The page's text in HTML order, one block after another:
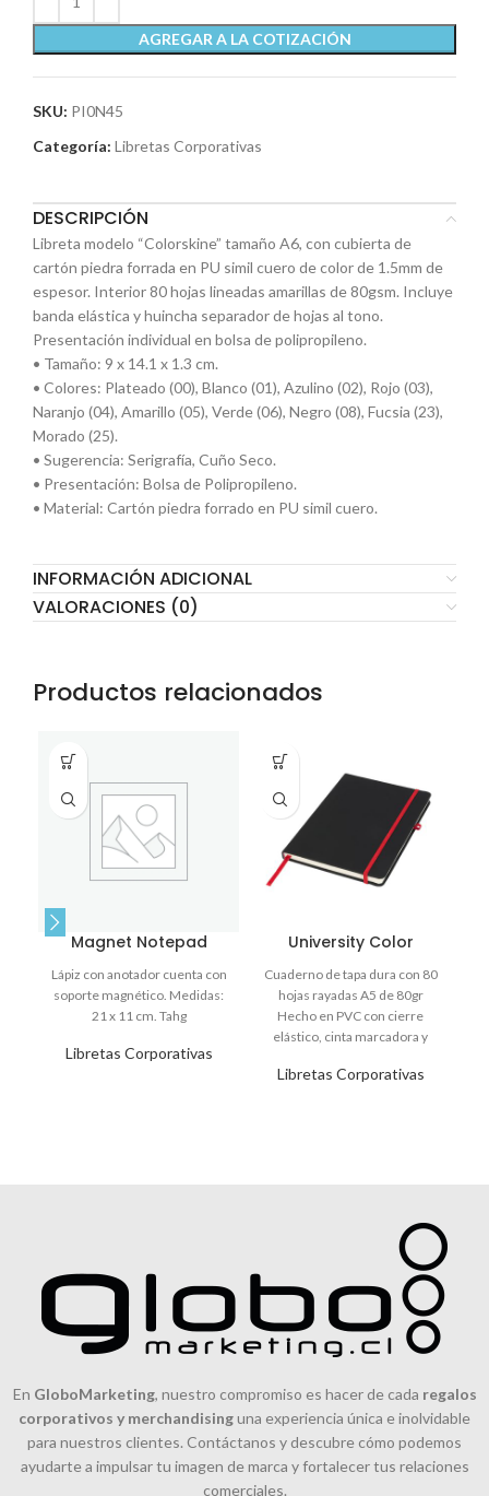
AGREGAR A LA COTIZACIÓN
SKU: PI0N45
Categoría: Libretas Corporativas
DESCRIPCIÓN
Libreta modelo “Colorskine” tamaño A6, con cubierta de
cartón piedra forrada en PU simil cuero de color de 1.5mm de
espesor. Interior 80 hojas lineadas amarillas de 80gsm. Incluye
banda elástica y huincha separador de hojas al tono.
Presentación individual en bolsa de polipropileno.
• Tamaño: 9 x 14.1 x 1.3 cm.
• Colores: Plateado (00), Blanco (01), Azulino (02), Rojo (03),
Naranjo (04), Amarillo (05), Verde (06), Negro (08), Fucsia (23),
Morado (25).
• Sugerencia: Serigrafía, Cuño Seco.
• Presentación: Bolsa de Polipropileno.
• Material: Cartón piedra forrado en PU simil cuero.
INFORMACIÓN ADICIONAL
VALORACIONES (0)
Productos relacionados
Magnet Notepad
Libretas Corporativas
Lápiz con anotador cuenta con
soporte magnético. Medidas:
21 x 11 cm. Tahg
University Color
Libretas Corporativas
Cuaderno de tapa dura con 80
hojas rayadas A5 de 80gr
Hecho en PVC con cierre
elástico, cinta marcadora y
En GloboMarketing, nuestro compromiso es hacer de cada regalos
corporativos y merchandisinguna experiencia única e inolvidable
para nuestros clientes. Contáctanos y descubre cómo podemos
ayudarte a impulsar tu imagen de marca y fortalecer tus relaciones
comerciales.